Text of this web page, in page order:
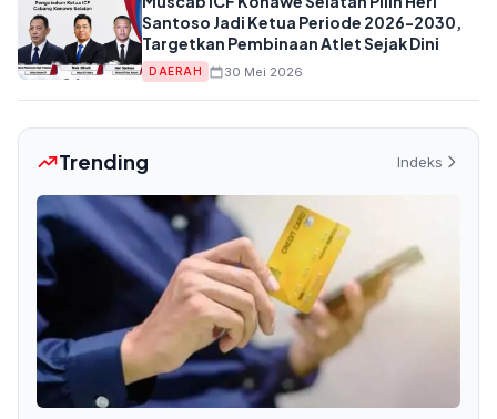
Santoso Jadi Ketua Periode 2026-2030,
Targetkan Pembinaan Atlet Sejak Dini
DAERAH 30 Mei 2026
Trending Indeks